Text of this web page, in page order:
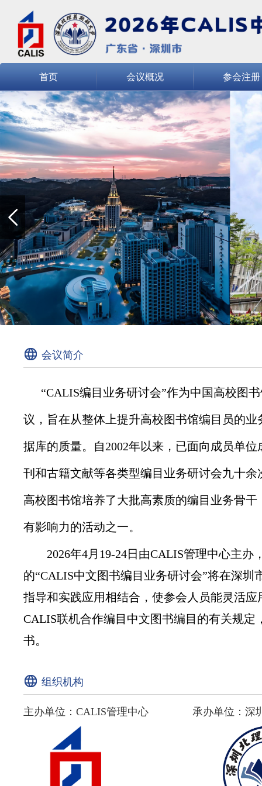
首页 会议概况 参会注册
会议简介
“CALIS编目业务研讨会”作为中国高校图
议，旨在从整体上提升高校图书馆编目员的
据库的质量。自2002年以来，已面向成员单
刊和古籍文献等各类型编目业务研讨会九十
高校图书馆培养了大批高素质的编目业务骨
有影响力的活动之一。
2026年4月19-24日由CALIS管理中心主办
的“CALIS中文图书编目业务研讨会”将在深
指导和实践应用相结合，使参会人员能灵活
CALIS联机合作编目中文图书编目的有关规定
书。
组织机构
主办单位：CALIS管理中心 承办单位：深圳